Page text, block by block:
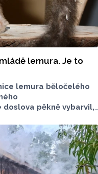
lemura. Je to
lemura běločelého
pěkně vybarvil,
se pyšní bílým